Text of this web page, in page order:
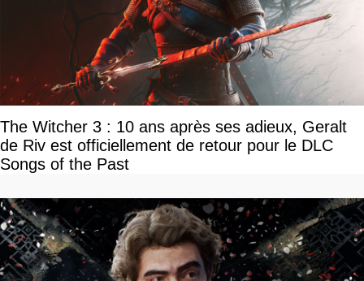
The Witcher 3 : 10 ans après ses adieux, Geralt
de Riv est officiellement de retour pour le DLC
Songs of the Past